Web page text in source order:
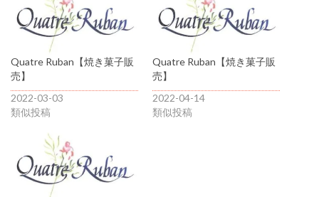
Quatre Ruban【焼き菓子販
売】
2022-03-03
類似投稿
Quatre Ruban【焼き菓子販
売】
2022-04-14
類似投稿